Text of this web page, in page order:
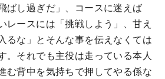
ばし過ぎだ」、コースに迷えば
レースには「挑戦しよう」、甘え
るな」とそんな事を伝えなくては
。それでも主役は走っている本人
む背中を気持ちで押してやる係な